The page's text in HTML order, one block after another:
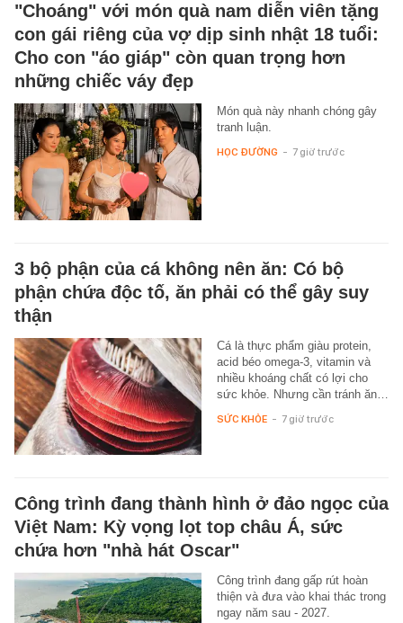
"Choáng" với món quà nam diễn viên tặng
con gái riêng của vợ dịp sinh nhật 18 tuổi:
Cho con "áo giáp" còn quan trọng hơn
những chiếc váy đẹp
Món quà này nhanh chóng gây
tranh luận.
HỌC ĐƯỜNG - 7 giờ trước
3 bộ phận của cá không nên ăn: Có bộ
phận chứa độc tố, ăn phải có thể gây suy
thận
Cá là thực phẩm giàu protein,
acid béo omega-3, vitamin và
nhiều khoáng chất có lợi cho
sức khỏe. Nhưng cần tránh ăn…
SỨC KHỎE - 7 giờ trước
Công trình đang thành hình ở đảo ngọc của
Việt Nam: Kỳ vọng lọt top châu Á, sức
chứa hơn "nhà hát Oscar"
Công trình đang gấp rút hoàn
thiện và đưa vào khai thác trong
ngay năm sau - 2027.